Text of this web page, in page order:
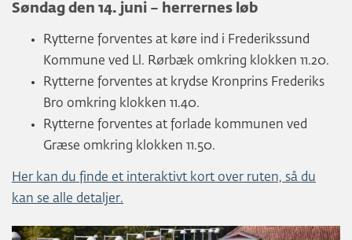
Søndag den 14. juni – herrernes løb
Rytterne forventes at køre ind i Frederikssund
Kommune ved Ll. Rørbæk omkring klokken 11.20.
Rytterne forventes at krydse Kronprins Frederiks
Bro omkring klokken 11.40.
Rytterne forventes at forlade kommunen ved
Græse omkring klokken 11.50.
Her kan du finde et interaktivt kort over ruten, så du
kan se alle detaljer.